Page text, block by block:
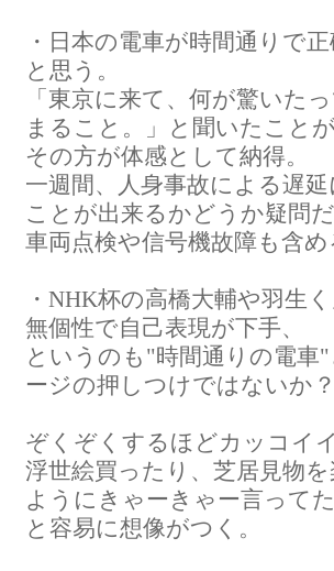
・日本の電車が時間通りで
と思う。
「東京に来て、何が驚いた
まること。」と聞いたこと
その方が体感として納得。
一週間、人身事故による遅
ことが出来るかどうか疑問
車両点検や信号機故障も含
・NHK杯の高橋大輔や羽生
無個性で自己表現が下手、
というのも"時間通りの電車
ージの押しつけではないか
ぞくぞくするほどカッコイ
浮世絵買ったり、芝居見物
ようにきゃーきゃー言って
と容易に想像がつく。